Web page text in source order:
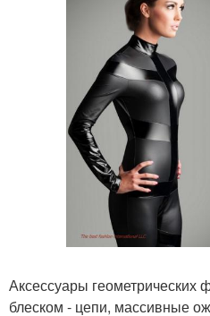
Аксессуары геометрических
блеском - цепи, массивные